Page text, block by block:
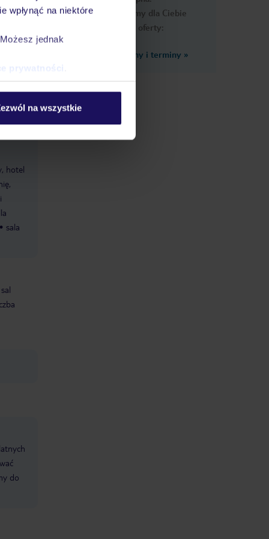
wpłynąć na niektóre
jednak
prywatności
na wszystkie
hotel
sala
do
Przygotowaliśmy dla Ciebie
podobne oferty:
Zobacz inne ceny i terminy »